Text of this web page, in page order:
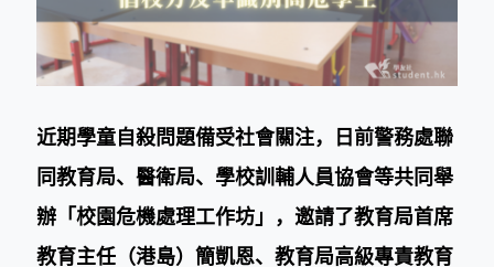
近期學童自殺問題備受社會關注，日前警務處聯
同教育局、醫衛局、學校訓輔人員協會等共同舉
辦「校園危機處理工作坊」，邀請了教育局首席
教育主任（港島）簡凱恩、教育局高級專責教育